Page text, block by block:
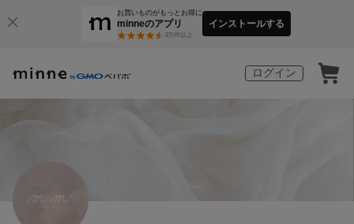
お買いものがもっとお得に
minneのアプリ
3万件以上
インストールする
ログイン